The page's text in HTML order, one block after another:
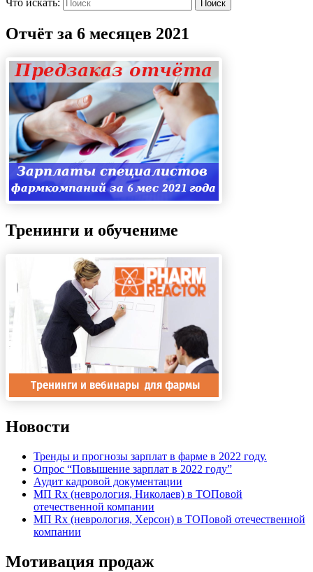
Что искать: Поиск
Отчёт за 6 месяцев 2021
Тренинги и обучениме
Новости
Тренды и прогнозы зарплат в фарме в 2022 году.
Опрос “Повышение зарплат в 2022 году”
Аудит кадровой документации
МП Rx (неврология, Николаев) в ТОПовой
отечественной компании
МП Rx (неврология, Херсон) в ТОПовой отечественной
компании
Мотивация продаж